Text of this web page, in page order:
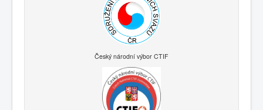
Český národní výbor CTIF